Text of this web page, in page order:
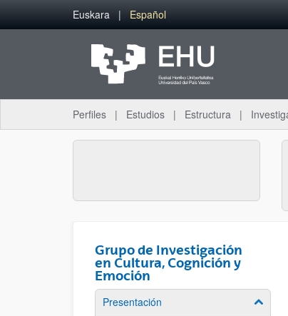
Saltar al contenido principal
Euskara Español
Perfiles Estudios Estructura
Grupo de Investigación
en Cultura, Cognición y
Emoción
Presentación